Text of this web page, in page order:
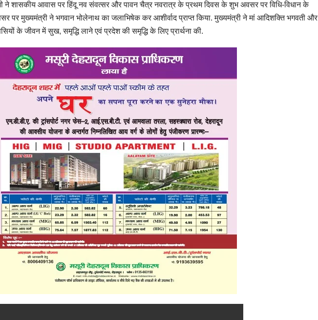
ने शासकीय आवास पर हिंदू नव संवत्सर और पावन चैत्र नवरात्र के प्रथम दिवस के शुभ अवसर पर विधि-विधान के
पर मुख्यमंत्री ने भगवान भोलेनाथ का जलाभिषेक कर आशीर्वाद प्राप्त किया. मुख्यमंत्री ने मां आदिशक्ति भगवती और
के जीवन में सुख, समृद्धि लाने एवं प्रदेश की समृद्धि के लिए प्रार्थना की.